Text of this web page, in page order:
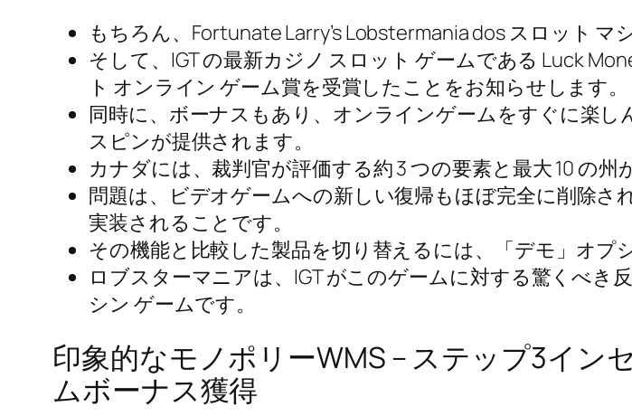
もちろん、Fortunate Larry’s Lobstermania dos スロット
そして、IGT の最新カジノ スロット ゲームである Luck
ト オンライン ゲーム賞を受賞したことをお知らせします。
同時に、ボーナスもあり、オンラインゲームをすぐに楽
スピンが提供されます。
カナダには、裁判官が評価する約 3 つの要素と最大 10 の州
問題は、ビデオゲームへの新しい復帰もほぼ完全に削除
実装されることです。
その機能と比較した製品を切り替えるには、「デモ」オプ
ロブスターマニアは、IGT がこのゲームに対する驚くべき
シン ゲームです。
印象的なモノポリーWMS – ステップ3イン
ムボーナス獲得